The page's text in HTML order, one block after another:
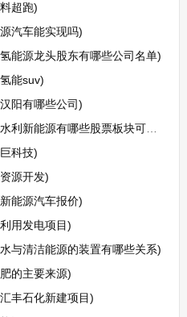
超跑)
汽车能实现吗)
能源龙头股东有哪些公司名单)
能suv)
阳有哪些公司)
新能源有哪些股票板块可以买)
科技)
源开发)
能源汽车报价)
用发电项目)
与清洁能源的装置有哪些关系)
的主要来源)
丰石化新建项目)